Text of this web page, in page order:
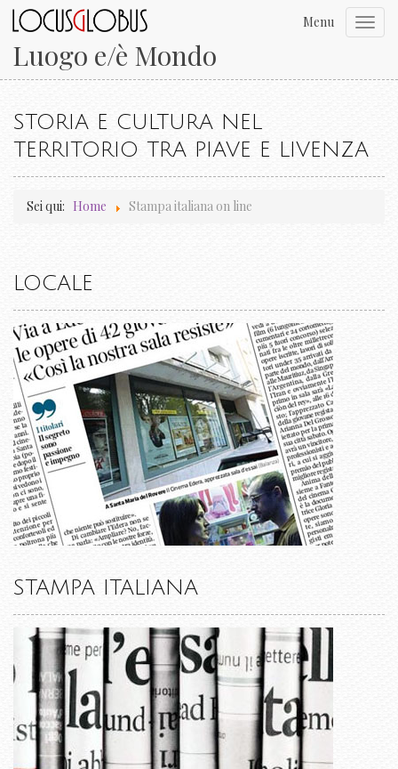
Luogo e/è Mondo
Menu
STORIA E CULTURA NEL
TERRITORIO TRA PIAVE E LIVENZA
Sei qui: Home Stampa italiana on line
LOCALE
STAMPA ITALIANA